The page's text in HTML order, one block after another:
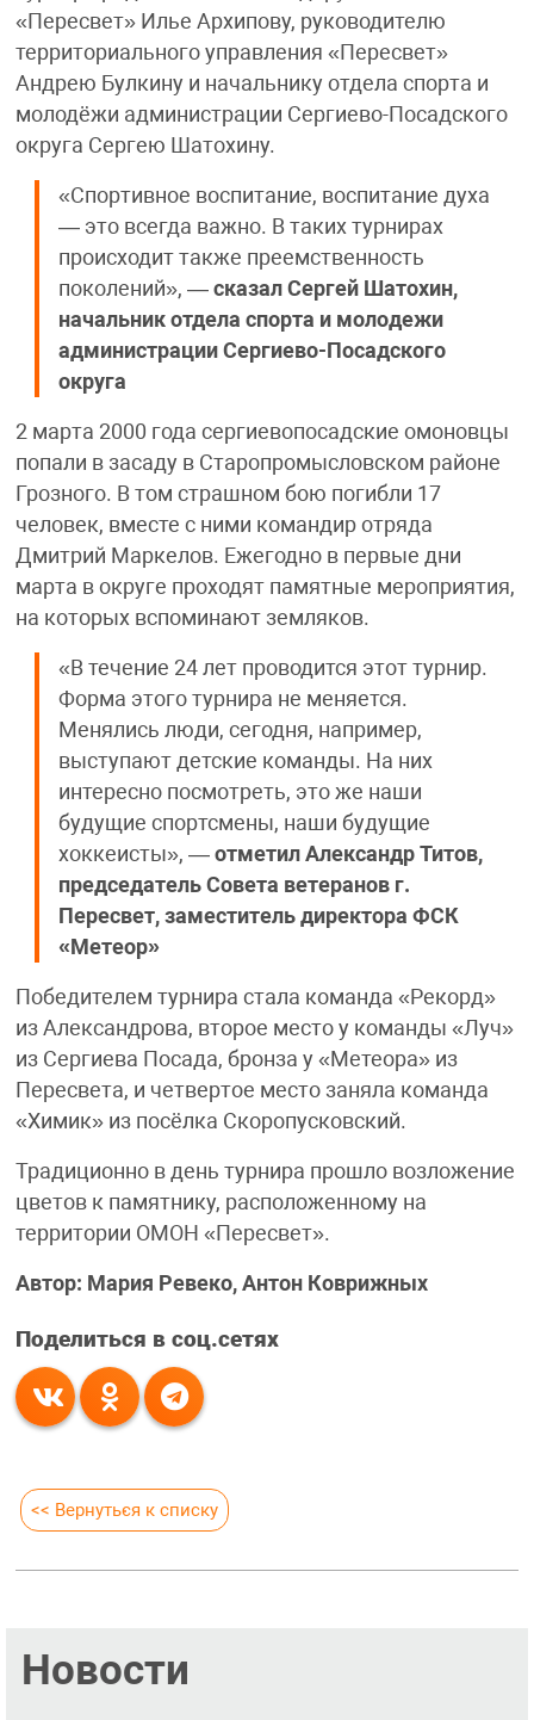
«Пересвет» Илье Архипову, руководителю
территориального управления «Пересвет»
Андрею Булкину и начальнику отдела спорта и
молодёжи администрации Сергиево-Посадского
округа Сергею Шатохину.
«Спортивное воспитание, воспитание духа
— это всегда важно. В таких турнирах
происходит также преемственность
поколений», — сказал Сергей Шатохин,
начальник отдела спорта и молодежи
администрации Сергиево-Посадского
округа
2 марта 2000 года сергиевопосадские омоновцы
попали в засаду в Старопромысловском районе
Грозного. В том страшном бою погибли 17
человек, вместе с ними командир отряда
Дмитрий Маркелов. Ежегодно в первые дни
марта в округе проходят памятные мероприятия,
на которых вспоминают земляков.
«В течение 24 лет проводится этот турнир.
Форма этого турнира не меняется.
Менялись люди, сегодня, например,
выступают детские команды. На них
интересно посмотреть, это же наши
будущие спортсмены, наши будущие
хоккеисты», — отметил Александр Титов,
председатель Совета ветеранов г.
Пересвет, заместитель директора ФСК
«Метеор»
Победителем турнира стала команда «Рекорд»
из Александрова, второе место у команды «Луч»
из Сергиева Посада, бронза у «Метеора» из
Пересвета, и четвертое место заняла команда
«Химик» из посёлка Скоропусковский.
Традиционно в день турнира прошло возложение
цветов к памятнику, расположенному на
территории ОМОН «Пересвет».
Автор: Мария Ревеко, Антон Коврижных
Поделиться в соц.сетях
<< Вернуться к списку
Новости